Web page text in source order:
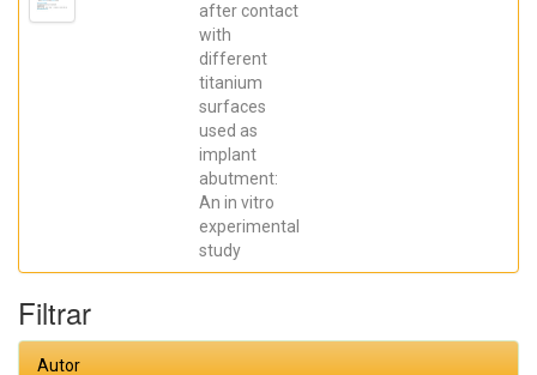
after contact
with
different
titanium
surfaces
used as
implant
abutment:
An in vitro
experimental
study
Filtrar
Autor